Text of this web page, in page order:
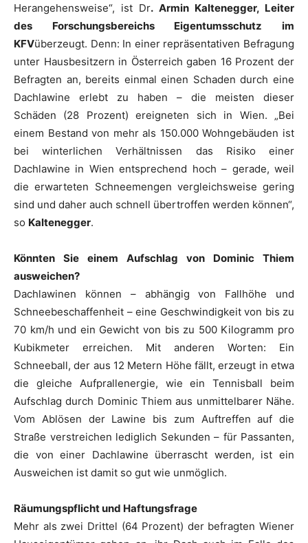
Herangehensweise“, ist Dr. Armin Kaltenegger, Leiter
des Forschungsbereichs Eigentumsschutz im
KFVüberzeugt. Denn: In einer repräsentativen Befragung
unter Hausbesitzern in Österreich gaben 16 Prozent der
Befragten an, bereits einmal einen Schaden durch eine
Dachlawine erlebt zu haben – die meisten dieser
Schäden (28 Prozent) ereigneten sich in Wien. „Bei
einem Bestand von mehr als 150.000 Wohngebäuden ist
bei winterlichen Verhältnissen das Risiko einer
Dachlawine in Wien entsprechend hoch – gerade, weil
die erwarteten Schneemengen vergleichsweise gering
sind und daher auch schnell übertroffen werden können“,
so Kaltenegger.
Könnten Sie einem Aufschlag von Dominic Thiem
ausweichen?
Dachlawinen können – abhängig von Fallhöhe und
Schneebeschaffenheit – eine Geschwindigkeit von bis zu
70 km/h und ein Gewicht von bis zu 500 Kilogramm pro
Kubikmeter erreichen. Mit anderen Worten: Ein
Schneeball, der aus 12 Metern Höhe fällt, erzeugt in etwa
die gleiche Aufprallenergie, wie ein Tennisball beim
Aufschlag durch Dominic Thiem aus unmittelbarer Nähe.
Vom Ablösen der Lawine bis zum Auftreffen auf die
Straße verstreichen lediglich Sekunden – für Passanten,
die von einer Dachlawine überrascht werden, ist ein
Ausweichen ist damit so gut wie unmöglich.
Räumungspflicht und Haftungsfrage
Mehr als zwei Drittel (64 Prozent) der befragten Wiener